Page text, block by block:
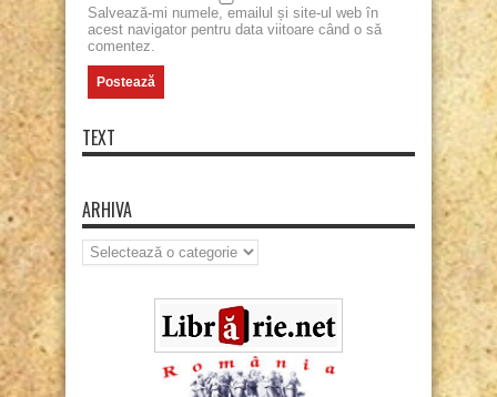
Salvează-mi numele, emailul și site-ul web în
acest navigator pentru data viitoare când o să
comentez.
TEXT
ARHIVA
Arhiva